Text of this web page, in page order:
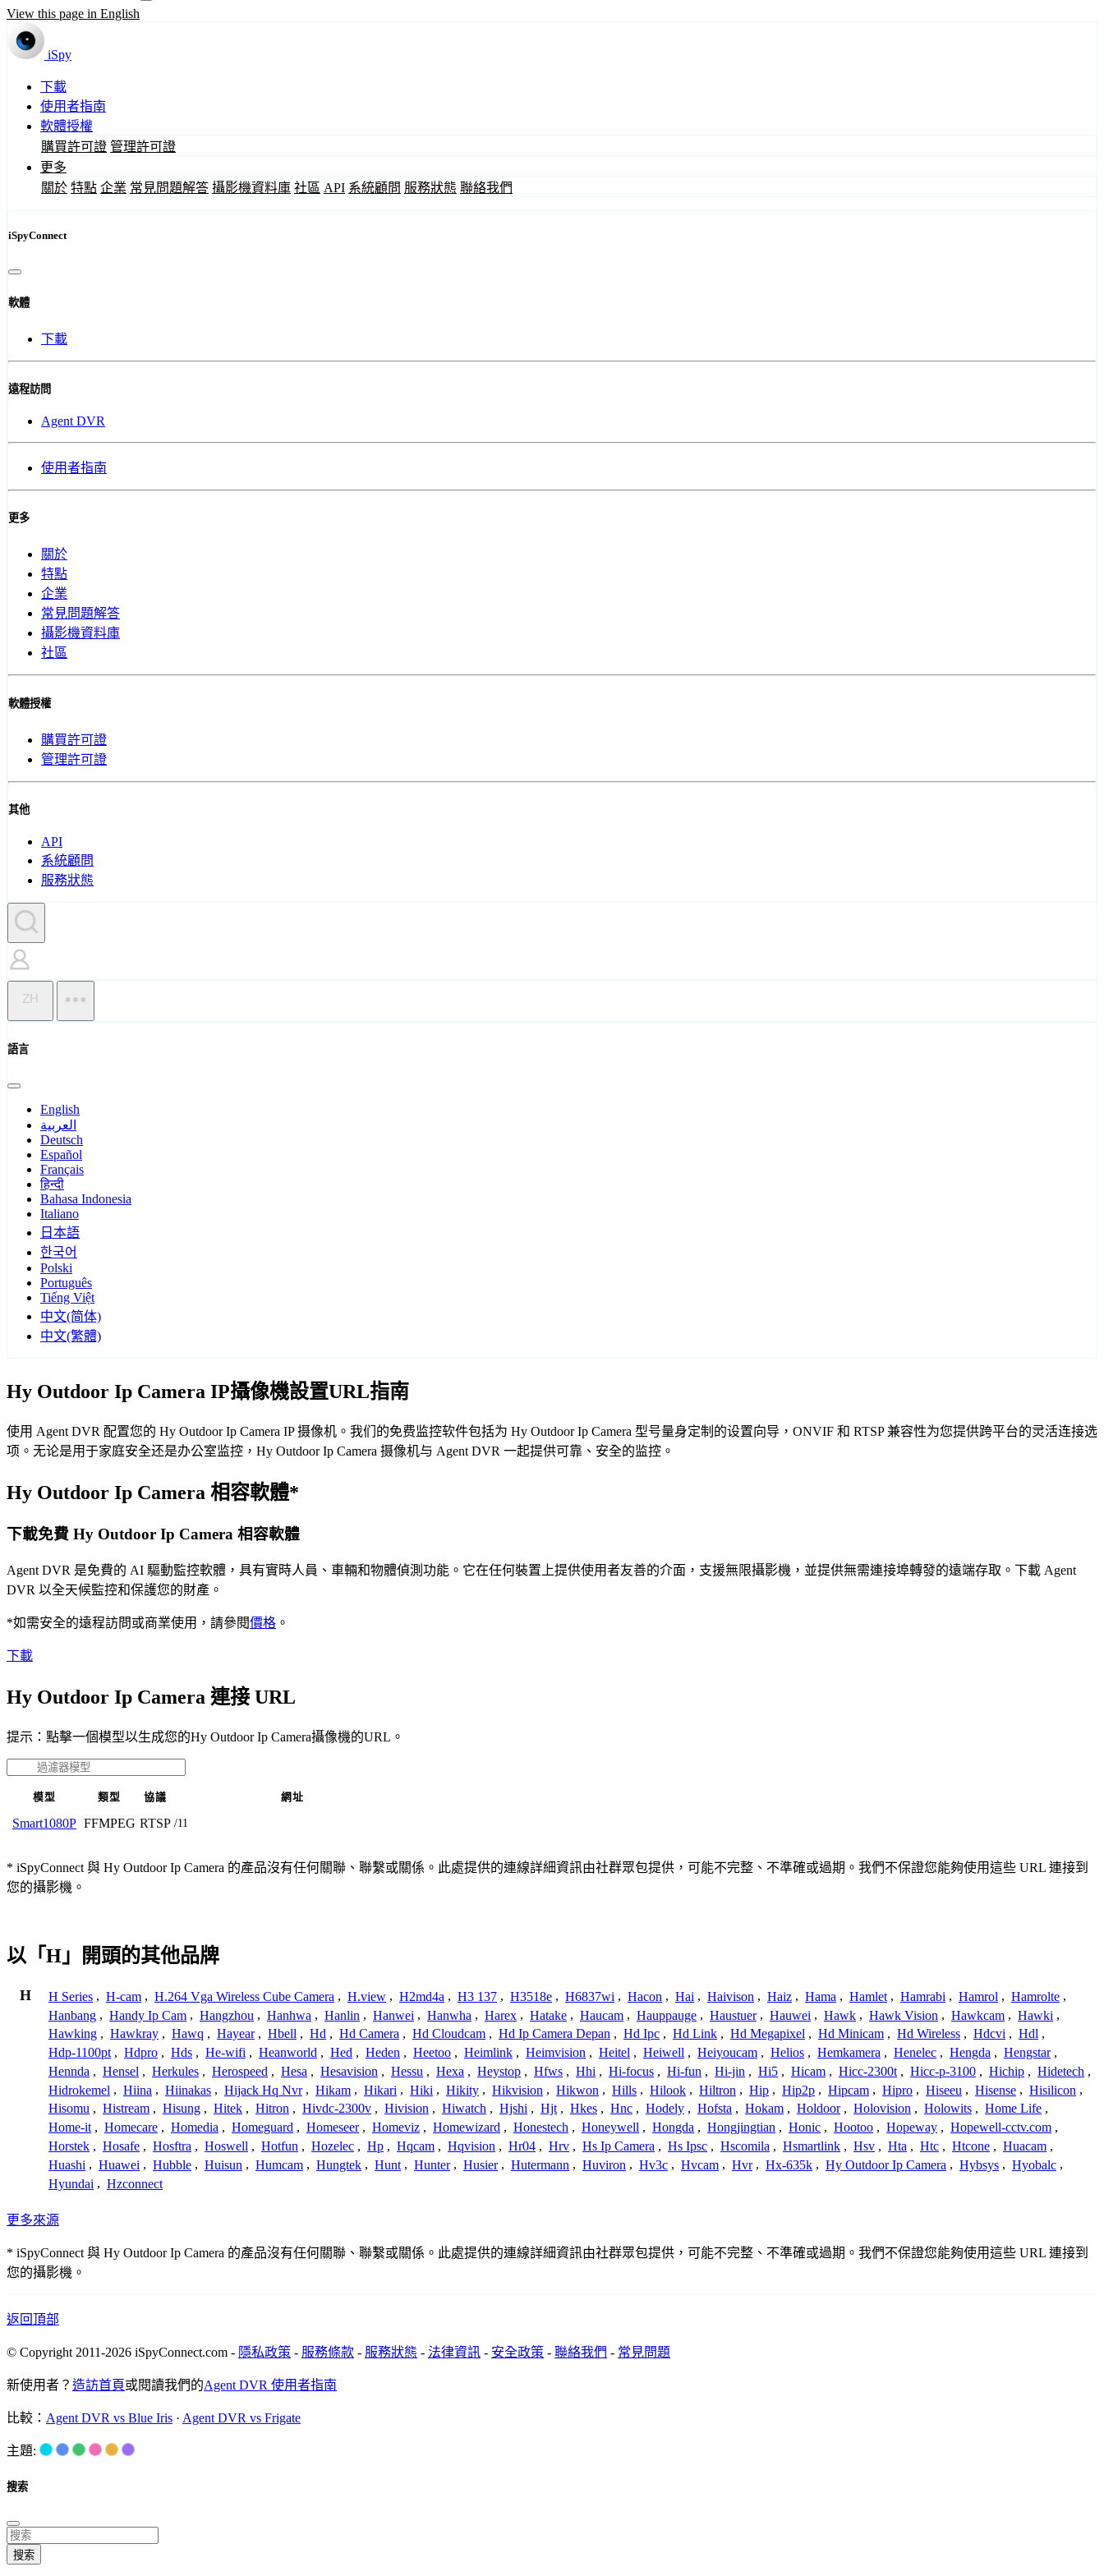
View this page in English
iSpy
下載
使用者指南
軟體授權
購買許可證 管理許可證
更多
關於 特點 企業 常見問題解答 攝影機資料庫 社區 API 系統顧問 服務狀態 聯絡我們
iSpyConnect
軟體
下載
遠程訪問
Agent DVR
使用者指南
更多
關於
特點
企業
常見問題解答
攝影機資料庫
社區
軟體授權
購買許可證
管理許可證
其他
API
系統顧問
服務狀態
ZH
語言
English
العربية
Deutsch
Español
Français
हिन्दी
Bahasa Indonesia
Italiano
日本語
한국어
Polski
Português
Tiếng Việt
中文(简体)
中文(繁體)
Hy Outdoor Ip Camera IP攝像機設置URL指南
使用 Agent DVR 配置您的 Hy Outdoor Ip Camera IP 摄像机。我们的免费监控软件包括为 Hy Outdoor Ip Camera 型号量身定制的设置向导，ONVIF 和 RTSP 兼容性为您提供跨平台的灵活连接选
项。无论是用于家庭安全还是办公室监控，Hy Outdoor Ip Camera 摄像机与 Agent DVR 一起提供可靠、安全的监控。
Hy Outdoor Ip Camera 相容軟體*
下載免費 Hy Outdoor Ip Camera 相容軟體
Agent DVR 是免費的 AI 驅動監控軟體，具有實時人員、車輛和物體偵測功能。它在任何裝置上提供使用者友善的介面，支援無限攝影機，並提供無需連接埠轉發的遠端存取。下載 Agent
DVR 以全天候監控和保護您的財產。
*如需安全的遠程訪問或商業使用，請參閱價格 。
下載
Hy Outdoor Ip Camera 連接 URL
提示：點擊一個模型以生成您的Hy Outdoor Ip Camera攝像機的URL。
模型 類型 協議 網址
Smart1080P FFMPEG RTSP /11
* iSpyConnect 與 Hy Outdoor Ip Camera 的產品沒有任何關聯、聯繫或關係。此處提供的連線詳細資訊由社群眾包提供，可能不完整、不準確或過期。我們不保證您能夠使用這些 URL 連接到
您的攝影機。
以「H」開頭的其他品牌
H H Series , H-cam , H.264 Vga Wireless Cube Camera , H.view , H2md4a , H3 137 , H3518e , H6837wi , Hacon , Hai , Haivison , Haiz , Hama , Hamlet , Hamrabi , Hamrol , Hamrolte ,
Hanbang , Handy Ip Cam , Hangzhou , Hanhwa , Hanlin , Hanwei , Hanwha , Harex , Hatake , Haucam , Hauppauge , Haustuer , Hauwei , Hawk , Hawk Vision , Hawkcam , Hawki ,
Hawking , Hawkray , Hawq , Hayear , Hbell , Hd , Hd Camera , Hd Cloudcam , Hd Ip Camera Depan , Hd Ipc , Hd Link , Hd Megapixel , Hd Minicam , Hd Wireless , Hdcvi , Hdl ,
Hdp-1100pt , Hdpro , Hds , He-wifi , Heanworld , Hed , Heden , Heetoo , Heimlink , Heimvision , Heitel , Heiwell , Heiyoucam , Helios , Hemkamera , Henelec , Hengda , Hengstar ,
Hennda , Hensel , Herkules , Herospeed , Hesa , Hesavision , Hessu , Hexa , Heystop , Hfws , Hhi , Hi-focus , Hi-fun , Hi-jin , Hi5 , Hicam , Hicc-2300t , Hicc-p-3100 , Hichip , Hidetech ,
Hidrokemel , Hiina , Hiinakas , Hijack Hq Nvr , Hikam , Hikari , Hiki , Hikity , Hikvision , Hikwon , Hills , Hilook , Hiltron , Hip , Hip2p , Hipcam , Hipro , Hiseeu , Hisense , Hisilicon ,
Hisomu , Histream , Hisung , Hitek , Hitron , Hivdc-2300v , Hivision , Hiwatch , Hjshi , Hjt , Hkes , Hnc , Hodely , Hofsta , Hokam , Holdoor , Holovision , Holowits , Home Life ,
Home-it , Homecare , Homedia , Homeguard , Homeseer , Homeviz , Homewizard , Honestech , Honeywell , Hongda , Hongjingtian , Honic , Hootoo , Hopeway , Hopewell-cctv.com ,
Horstek , Hosafe , Hosftra , Hoswell , Hotfun , Hozelec , Hp , Hqcam , Hqvision , Hr04 , Hrv , Hs Ip Camera , Hs Ipsc , Hscomila , Hsmartlink , Hsv , Hta , Htc , Htcone , Huacam ,
Huashi , Huawei , Hubble , Huisun , Humcam , Hungtek , Hunt , Hunter , Husier , Hutermann , Huviron , Hv3c , Hvcam , Hvr , Hx-635k , Hy Outdoor Ip Camera , Hybsys , Hyobalc ,
Hyundai , Hzconnect
更多來源
* iSpyConnect 與 Hy Outdoor Ip Camera 的產品沒有任何關聯、聯繫或關係。此處提供的連線詳細資訊由社群眾包提供，可能不完整、不準確或過期。我們不保證您能夠使用這些 URL 連接到
您的攝影機。
返回頂部
© Copyright 2011-2026 iSpyConnect.com - 隱私政策 - 服務條款 - 服務狀態 - 法律資訊 - 安全政策 - 聯絡我們 - 常見問題
新使用者？ 造訪首頁或閱讀我們的Agent DVR 使用者指南
比較： Agent DVR vs Blue Iris · Agent DVR vs Frigate
主題:
搜索
搜索